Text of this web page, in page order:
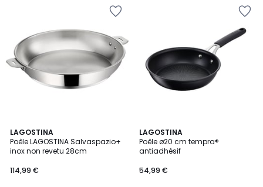
LAGOSTINA
Poêle LAGOSTINA Salvaspazio+
inox non revetu 28cm
114,99 €
5
/
5
LAGOSTINA
Poêle ø20 cm tempra®
antiadhésif
54,99 €